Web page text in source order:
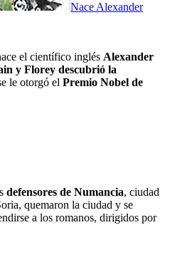
Nace Alexander
el científico inglés Alexander
y Florey descubrió la
le otorgó el Premio Nobel de
defensores de Numancia, ciudad
quemaron la ciudad y se
a los romanos, dirigidos por